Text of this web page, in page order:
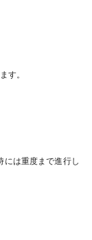
す。
には重度まで進行し